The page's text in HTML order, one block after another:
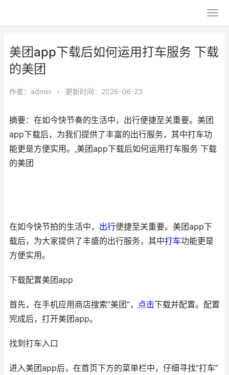
美团app下载后如何运用打车服务 下载
的美团
作者： admin • 更新时间：2026-06-23
摘要：在如今快节奏的生活中，出行便捷至关重要。美团
app下载后，为我们提供了丰富的出行服务，其中打车功
能更是方便实用。,美团app下载后如何运用打车服务 下载
的美团
在如今快节拍的生活中， 出行便捷至关重要。美团app下
载后，为大家提供了丰盛的出行服务，其中打车功能更是
方便实用。
下载配置美团app
首先，在手机应用商店搜索“美团”， 点击下载并配置。配置
完成后，打开美团app。
找到打车入口
进入美团app后，在首页下方的菜单栏中，仔细寻找“打车”